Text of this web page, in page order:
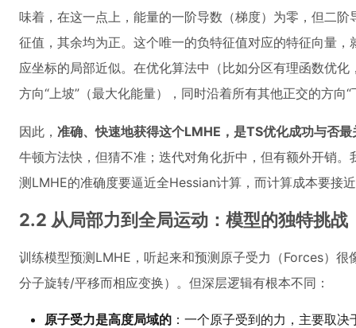
味着，在这一点上，能量的一阶导数（梯度）为零，但二
征值，其余均为正。这个唯一的负特征值对应的特征向量，
应坐标的局部近似。在优化算法中（比如分区有理函数优
方向“上坡”（最大化能量），同时沿着所有其他正交的方向
因此， 准确、快速地获得这个LMHE，是TS优化成功与否最
牛顿方法快，但猜不准；迭代对角化折中，但有额外开销
测LMHE的准确度要逼近全Hessian计算，而计算成本要接
2.2 从局部力到全局运动：模型的独特挑战
训练模型预测LMHE，听起来和预测原子受力（Forces）
分子旋转/平移而相应变换）。但深层逻辑有根本不同：
原子受力是高度局域的 ：一个原子受到的力，主要取